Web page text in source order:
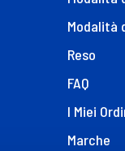
Modalità
Reso
FAQ
I Miei
Marche